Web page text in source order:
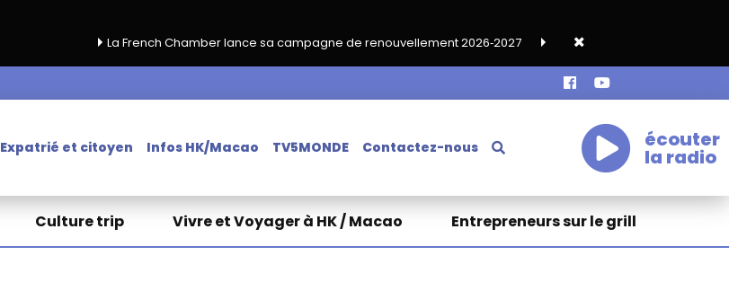
La French Chamber lance sa campagne de renouvellement 2026‑2027
Grand café de rentrée HKA le vendredi 18
Expatrié et citoyen Infos HK/Macao TV5MONDE Contactez-nous écouter
la radio
Culture trip Vivre et Voyager à HK / Macao Entrepreneurs sur le grill